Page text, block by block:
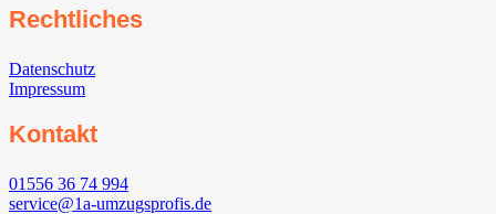
Rechtliches
Datenschutz
Impressum
Kontakt
01556 36 74 994
service@1a-umzugsprofis.de